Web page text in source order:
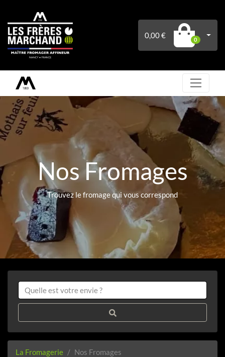
0,00 € 0
Nos Fromages
Trouvez le fromage qui vous correspond
La Fromagerie Nos Fromages